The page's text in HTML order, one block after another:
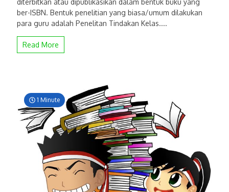
diterbitkan atau dipublikasikan dalam bentuk buku yang
ber-ISBN. Bentuk penelitian yang biasa/umum dilakukan
para guru adalah Penelitan Tindakan Kelas....
Read More
1 Minute